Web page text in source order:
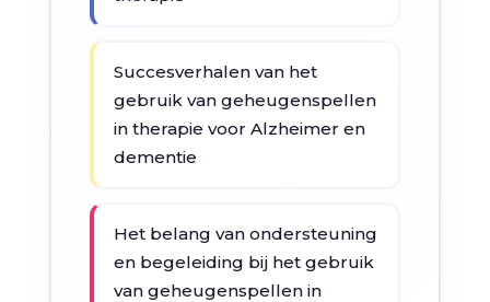
Succesverhalen van het
gebruik van geheugenspellen
in therapie voor Alzheimer en
dementie
Het belang van ondersteuning
en begeleiding bij het gebruik
van geheugenspellen in